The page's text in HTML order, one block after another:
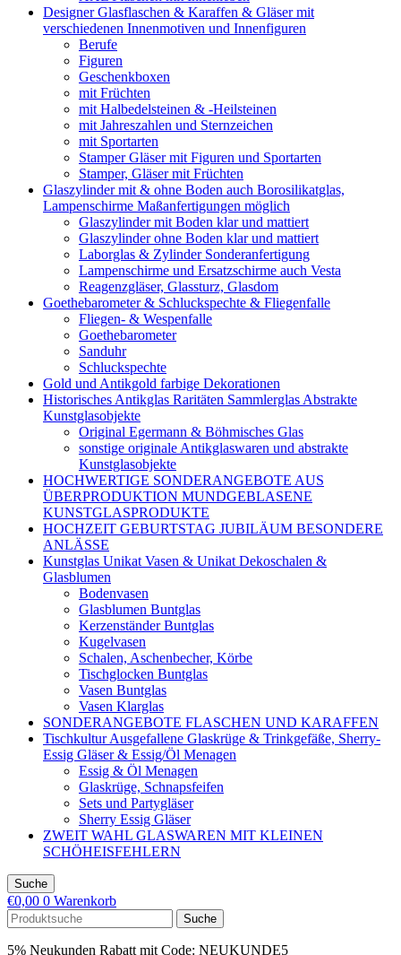
Designer Glasflaschen & Karaffen & Gläser mit
verschiedenen Innenmotiven und Innenfiguren
Berufe
Figuren
Geschenkboxen
mit Früchten
mit Halbedelsteinen & -Heilsteinen
mit Jahreszahlen und Sternzeichen
mit Sportarten
Stamper Gläser mit Figuren und Sportarten
Stamper, Gläser mit Früchten
Glaszylinder mit & ohne Boden auch Borosilikatglas,
Lampenschirme Maßanfertigungen möglich
Glaszylinder mit Boden klar und mattiert
Glaszylinder ohne Boden klar und mattiert
Laborglas & Zylinder Sonderanfertigung
Lampenschirme und Ersatzschirme auch Vesta
Reagenzgläser, Glassturz, Glasdom
Goethebarometer & Schluckspechte & Fliegenfalle
Fliegen- & Wespenfalle
Goethebarometer
Sanduhr
Schluckspechte
Gold und Antikgold farbige Dekorationen
Historisches Antikglas Raritäten Sammlerglas Abstrakte
Kunstglasobjekte
Original Egermann & Böhmisches Glas
sonstige originale Antikglaswaren und abstrakte
Kunstglasobjekte
HOCHWERTIGE SONDERANGEBOTE AUS
ÜBERPRODUKTION MUNDGEBLASENE
KUNSTGLASPRODUKTE
HOCHZEIT GEBURTSTAG JUBILÄUM BESONDERE
ANLÄSSE
Kunstglas Unikat Vasen & Unikat Dekoschalen &
Glasblumen
Bodenvasen
Glasblumen Buntglas
Kerzenständer Buntglas
Kugelvasen
Schalen, Aschenbecher, Körbe
Tischglocken Buntglas
Vasen Buntglas
Vasen Klarglas
SONDERANGEBOTE FLASCHEN UND KARAFFEN
Tischkultur Ausgefallene Glaskrüge & Trinkgefäße, Sherry-
Essig Gläser & Essig/Öl Menagen
Essig & Öl Menagen
Glaskrüge, Schnapsfeifen
Sets und Partygläser
Sherry Essig Gläser
ZWEIT WAHL GLASWAREN MIT KLEINEN
SCHÖHEISFEHLERN
Suche
€0,00 0 Warenkorb
Suche
5% Neukunden Rabatt mit Code: NEUKUNDE5